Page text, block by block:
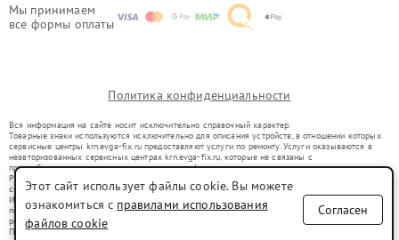
Мы принимаем
все формы оплаты
Политика конфиденциальности
Вся информация на сайте носит исключительно справочный характер.
Товарные знаки используются исключительно для описания устройств, в отношении которых
сервисные центры krn.evga-fix.ru предоставляют услуги по ремонту. Услуги оказываются в
неавторизованных сервисных центрах krn.evga-fix.ru, которые не связаны с
правообладателями товарных знаков или их официальными представителями.
Ремонт осуществляется для устройств, уже введенных в гражданский оборот в соответствии
со статьей 1487 ГК РФ.
Использование товарных знаков не преследует цели индивидуализации услуг или введения
потребителей в заблуждение, а служит для информирования о предоставляемых услугах по
ремонту техники указанных брендов.
Представленная на сайте информация не является публичной офертой, определяемой
Этот сайт использует файлы cookie. Вы можете
ознакомиться с правилами использования
файлов cookie
Согласен